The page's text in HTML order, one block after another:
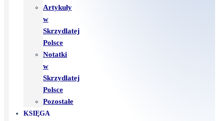
Artykuły
w
Skrzydlatej
Polsce
Notatki
w
Skrzydlatej
Polsce
Pozostałe
KSIĘGA